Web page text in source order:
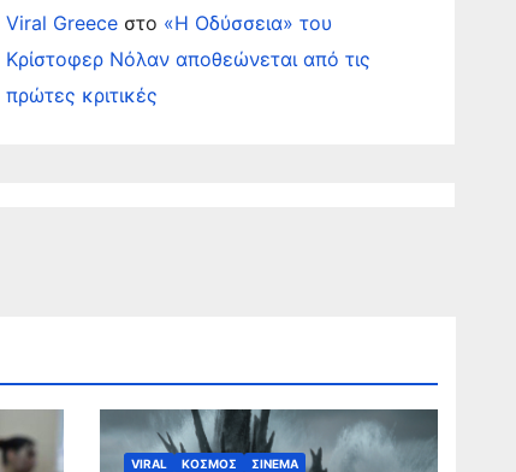
Viral Greece στο «Η Οδύσσεια» του
Κρίστοφερ Νόλαν αποθεώνεται από τις
πρώτες κριτικές
VIRAL ΚΟΣΜΟΣ ΣΙΝΕΜΑ